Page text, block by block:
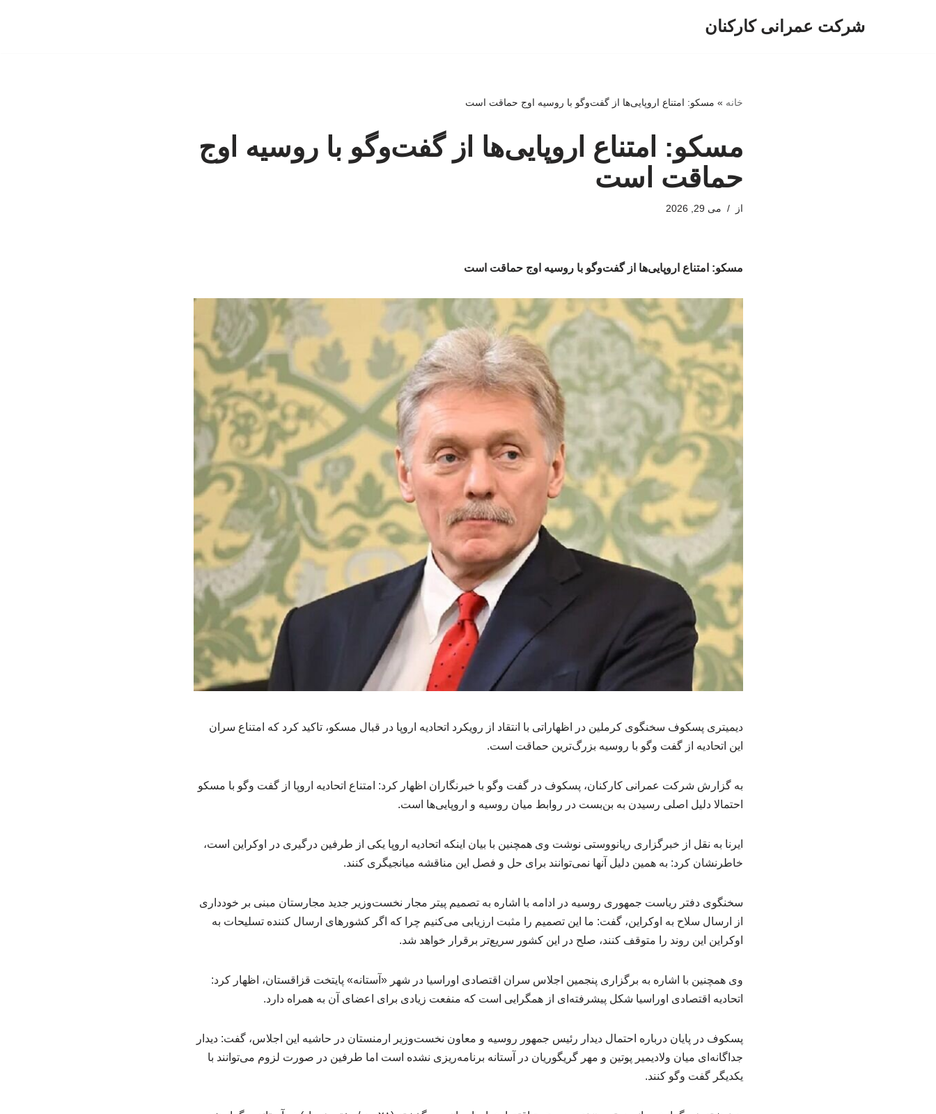
شرکت عمرانی کارکنان
خانه » مسکو: امتناع اروپایی‌ها از گفت‌وگو با روسیه اوج حماقت است
مسکو: امتناع اروپایی‌ها از گفت‌وگو با روسیه اوج
حماقت است
از می 29, 2026
مسکو: امتناع اروپایی‌ها از گفت‌وگو با روسیه اوج حماقت است
دیمیتری پسکوف سخنگوی کرملین در اظهاراتی با انتقاد از رویکرد اتحادیه اروپا در قبال مسکو، تاکید کرد که امتناع سران
این اتحادیه از گفت وگو با روسیه بزرگ‌ترین حماقت است.
به گزارش شرکت عمرانی کارکنان، پسکوف در گفت وگو با خبرنگاران اظهار کرد: امتناع اتحادیه اروپا از گفت وگو با مسکو
احتمالا دلیل اصلی رسیدن به بن‌بست در روابط میان روسیه و اروپایی‌ها است.
ایرنا به نقل از خبرگزاری ریانووستی نوشت وی همچنین با بیان اینکه اتحادیه اروپا یکی از طرفین درگیری در اوکراین است،
خاطرنشان کرد: به همین دلیل آنها نمی‌توانند برای حل و فصل این مناقشه میانجیگری کنند.
سخنگوی دفتر ریاست جمهوری روسیه در ادامه با اشاره به تصمیم پیتر مجار نخست‌وزیر جدید مجارستان مبنی بر خودداری
از ارسال سلاح به اوکراین، گفت: ما این تصمیم را مثبت ارزیابی می‌کنیم چرا که اگر کشورهای ارسال کننده تسلیحات به
اوکراین این روند را متوقف کنند، صلح در این کشور سریع‌تر برقرار خواهد شد.
وی همچنین با اشاره به برگزاری پنجمین اجلاس سران اقتصادی اوراسیا در شهر «آستانه» پایتخت قزاقستان، اظهار کرد:
اتحادیه اقتصادی اوراسیا شکل پیشرفته‌ای از همگرایی است که منفعت زیادی برای اعضای آن به همراه دارد.
پسکوف در پایان درباره احتمال دیدار رئیس جمهور روسیه و معاون نخست‌وزیر ارمنستان در حاشیه این اجلاس، گفت: دیدار
جداگانه‌ای میان ولادیمیر پوتین و مهر گریگوریان در آستانه برنامه‌ریزی نشده است اما طرفین در صورت لزوم می‌توانند با
یکدیگر گفت وگو کنند.